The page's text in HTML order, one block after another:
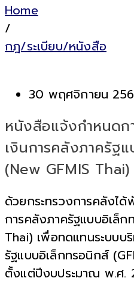
Home
/
กฎ/ระเบียบ/หนังสือ
30 พฤศจิกายน
หนังสือแจ้งกำหนดก
เงินการคลังภาครัฐ
(New GFMIS Thai)
ด้วยกระทรวงการคลังได้
การคลังภาครัฐแบบอิเล็ก
Thai) เพื่อทดแทนระบบบ
รัฐแบบอิเล็กทรอนิกส์
ตั้งแต่ปีงบประมาณ พ.ศ.